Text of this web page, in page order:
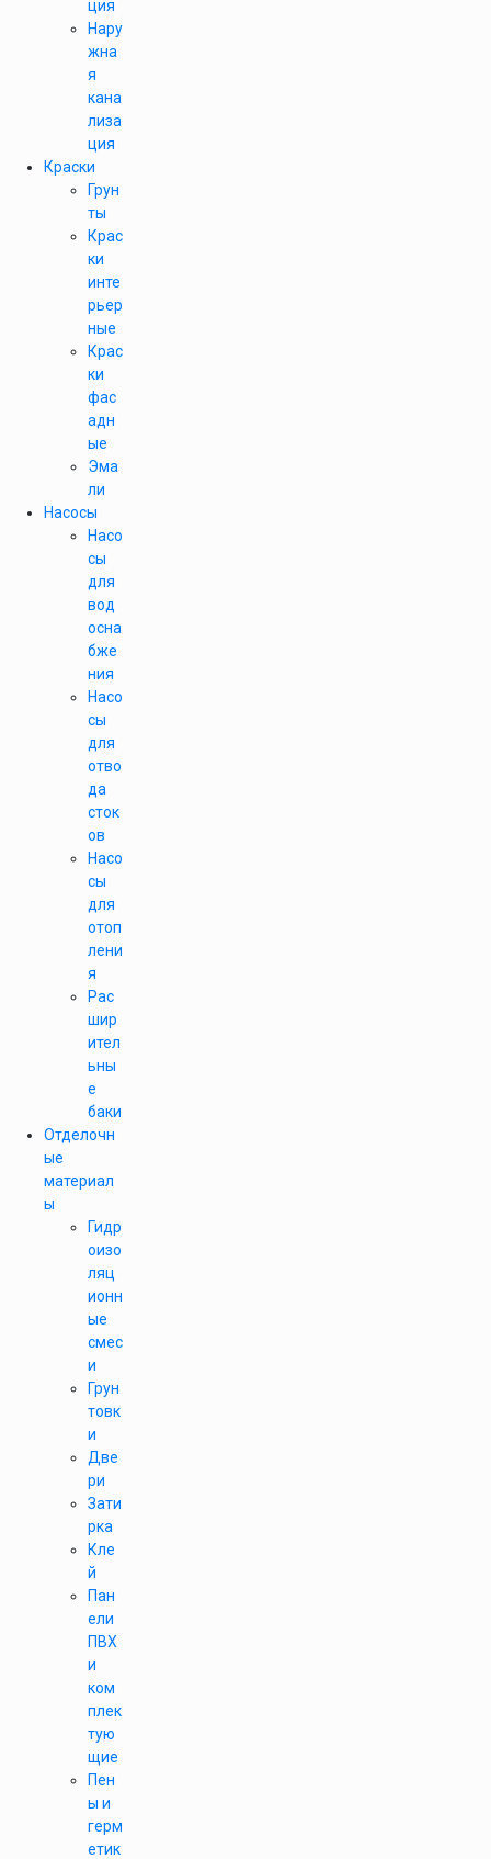
ция
Нару
жна
я
кана
лиза
ция
Краски
Грун
ты
Крас
ки
инте
рьер
ные
Крас
ки
фас
адн
ые
Эма
ли
Насосы
Насо
сы
для
вод
осна
бже
ния
Насо
сы
для
отво
да
сток
ов
Насо
сы
для
отоп
лени
я
Рас
шир
ител
ьны
е
баки
Отделочн
ые
материал
ы
Гидр
оизо
ляц
ионн
ые
смес
и
Грун
товк
и
Две
ри
Зати
рка
Кле
й
Пан
ели
ПВХ
и
ком
плек
тую
щие
Пен
ы и
герм
етик